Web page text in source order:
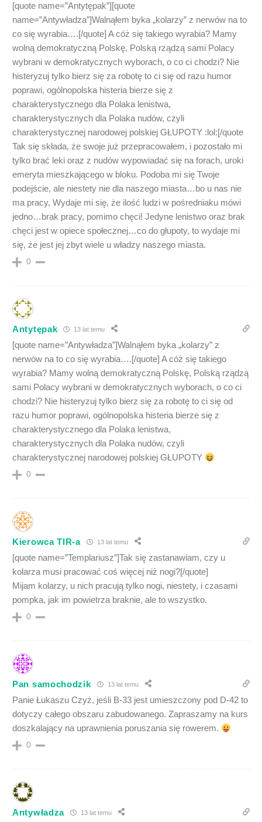
[quote name=”Antytępak”][quote
name=”Antywładza”]Walnąłem byka „kolarzy” z nerwów na to
co się wyrabia….[/quote] A cóż się takiego wyrabia? Mamy
wolną demokratyczną Polskę, Polską rządzą sami Polacy
wybrani w demokratycznych wyborach, o co ci chodzi? Nie
histeryzuj tylko bierz się za robotę to ci się od razu humor
poprawi, ogólnopolska histeria bierze się z
charakterystycznego dla Polaka lenistwa,
charakterystycznych dla Polaka nudów, czyli
charakterystycznej narodowej polskiej GŁUPOTY :lol:[/quote
Tak się składa, że swoje już przepracowałem, i pozostało mi
tylko brać leki oraz z nudów wypowiadać się na forach, uroki
emeryta mieszkającego w bloku. Podoba mi się Twoje
podejście, ale niestety nie dla naszego miasta…bo u nas nie
ma pracy, Wydaje mi się, że ilość ludzi w pośredniaku mówi
jedno…brak pracy, pomimo chęci! Jedyne lenistwo oraz brak
chęci jest w opiece społecznej…co do głupoty, to wydaje mi
się, że jest jej zbyt wiele u władzy naszego miasta.
0
Antytępak 13 lat temu
[quote name=”Antywładza”]Walnąłem byka „kolarzy” z
nerwów na to co się wyrabia….[/quote] A cóż się takiego
wyrabia? Mamy wolną demokratyczną Polskę, Polską rządzą
sami Polacy wybrani w demokratycznych wyborach, o co ci
chodzi? Nie histeryzuj tylko bierz się za robotę to ci się od
razu humor poprawi, ogólnopolska histeria bierze się z
charakterystycznego dla Polaka lenistwa,
charakterystycznych dla Polaka nudów, czyli
charakterystycznej narodowej polskiej GŁUPOTY
0
Kierowca TIR-a 13 lat temu
[quote name=”Templariusz”]Tak się zastanawiam, czy u
kolarza musi pracować coś więcej niż nogi?[/quote]
Mijam kolarzy, u nich pracują tylko nogi, niestety, i czasami
pompka, jak im powietrza braknie, ale to wszystko.
0
Pan samochodzik 13 lat temu
Panie Łukaszu Czyż, jeśli B-33 jest umieszczony pod D-42 to
dotyczy całego obszaru zabudowanego. Zapraszamy na kurs
doszkalający na uprawnienia poruszania się rowerem.
0
Antywładza 13 lat temu